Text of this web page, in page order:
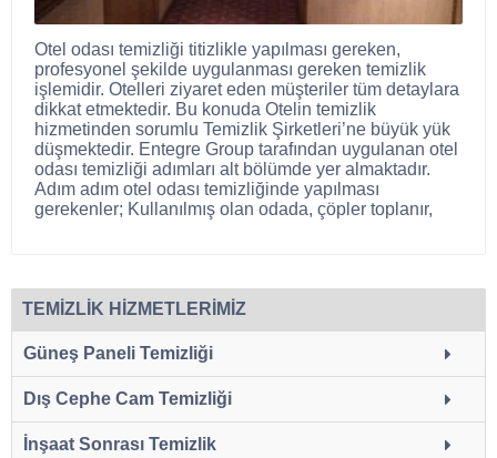
Otel odası temizliği titizlikle yapılması gereken,
profesyonel şekilde uygulanması gereken temizlik
işlemidir. Otelleri ziyaret eden müşteriler tüm detaylara
dikkat etmektedir. Bu konuda Otelin temizlik
hizmetinden sorumlu Temizlik Şirketleri’ne büyük yük
düşmektedir. Entegre Group tarafından uygulanan otel
odası temizliği adımları alt bölümde yer almaktadır.
Adım adım otel odası temizliğinde yapılması
gerekenler; Kullanılmış olan odada, çöpler toplanır,
TEMİZLİK HİZMETLERİMİZ
Güneş Paneli Temizliği
Dış Cephe Cam Temizliği
İnşaat Sonrası Temizlik